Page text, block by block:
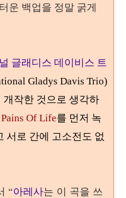
운 백업을 정말 굵게
글래디스 데이비스 트
Gladys Davis Trio)
개작한 것으로 생각하
Pains Of Life를 먼저 녹
서로 간에 고소전도 없
“아레사는 이 곡을 쓰